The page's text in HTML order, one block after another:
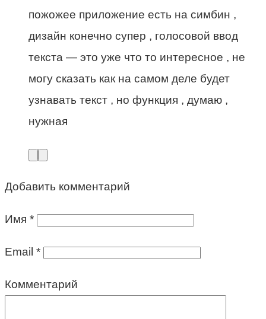
пожожее приложение есть на симбин ,
дизайн конечно супер , голосовой ввод
текста — это уже что то интересное , не
могу сказать как на самом деле будет
узнавать текст , но функция , думаю ,
нужная
Добавить комментарий
Имя *
Email *
Комментарий